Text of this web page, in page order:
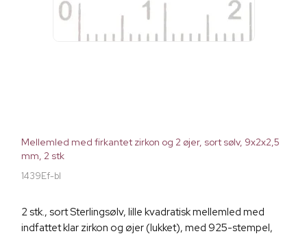
Mellemled med firkantet zirkon og 2 øjer, sort sølv, 9x2x2,5
mm, 2 stk
1439Ef-bl
2 stk., sort Sterlingsølv, lille kvadratisk mellemled med
indfattet klar zirkon og øjer (lukket), med 925-stempel,